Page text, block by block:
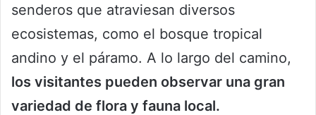
senderos que atraviesan diversos
ecosistemas, como el bosque tropical
andino y el páramo. A lo largo del camino,
los visitantes pueden observar una gran
variedad de flora y fauna local.